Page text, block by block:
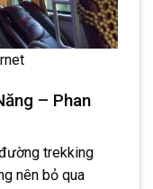
– Phan
trekking
nên bỏ qua